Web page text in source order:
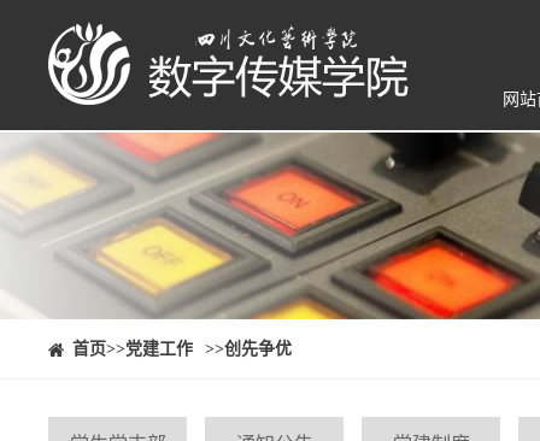
网
⠀⠀首页>>党建工作 >>创先争优